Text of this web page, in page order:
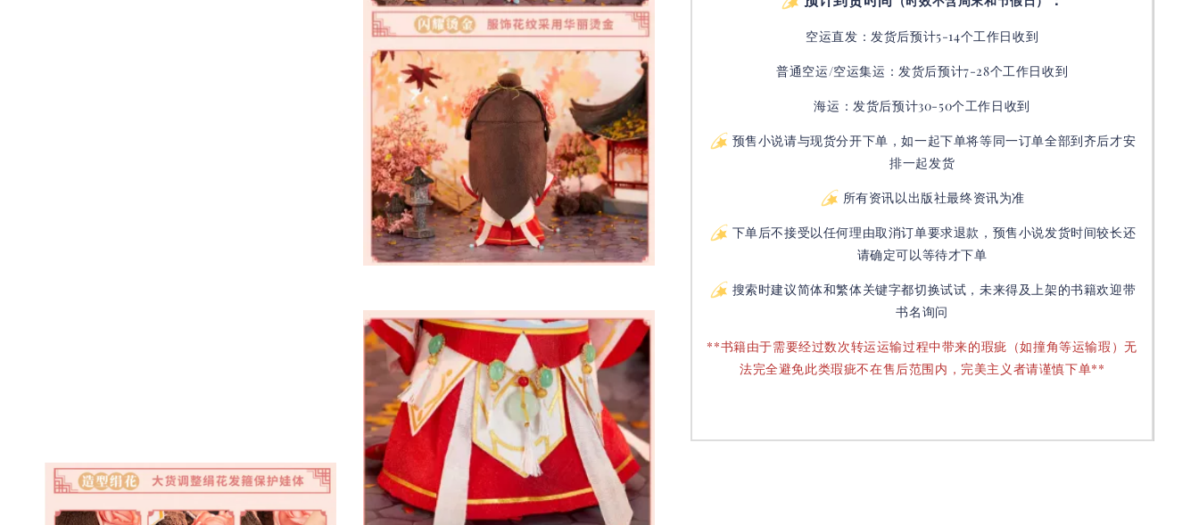
空运直发：发货后预计5-14个工作日收到
普通空运/空运集运：发货后预计7-28个工作日收到
海运：发货后预计30-50个工作日收到
预售小说请与现货分开下单，如一起下单将等同一订单全部到齐后才安
排一起发货
所有资讯以出版社最终资讯为准
下单后不接受以任何理由取消订单要求退款，预售小说发货时间较长还
请确定可以等待才下单
搜索时建议简体和繁体关键字都切换试试，未来得及上架的书籍欢迎带
书名询问
**书籍由于需要经过数次转运运输过程中带来的瑕疵（如撞角等运输瑕）无
法完全避免此类瑕疵不在售后范围内，完美主义者请谨慎下单**